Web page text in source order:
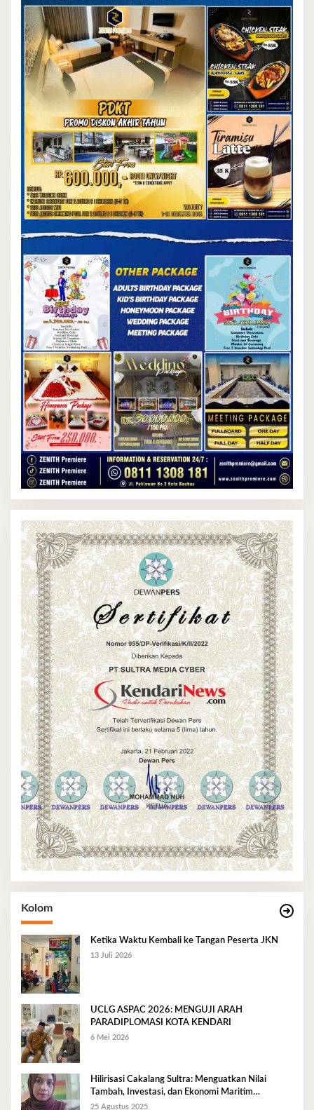
Kolom
Ketika Waktu Kembali ke Tangan Peserta JKN
13 Juli 2026
UCLG ASPAC 2026: MENGUJI ARAH
PARADIPLOMASI KOTA KENDARI
6 Mei 2026
Hilirisasi Cakalang Sultra: Menguatkan Nilai
Tambah, Investasi, dan Ekonomi Maritim
Berkelanjutan
25 Agustus 2025